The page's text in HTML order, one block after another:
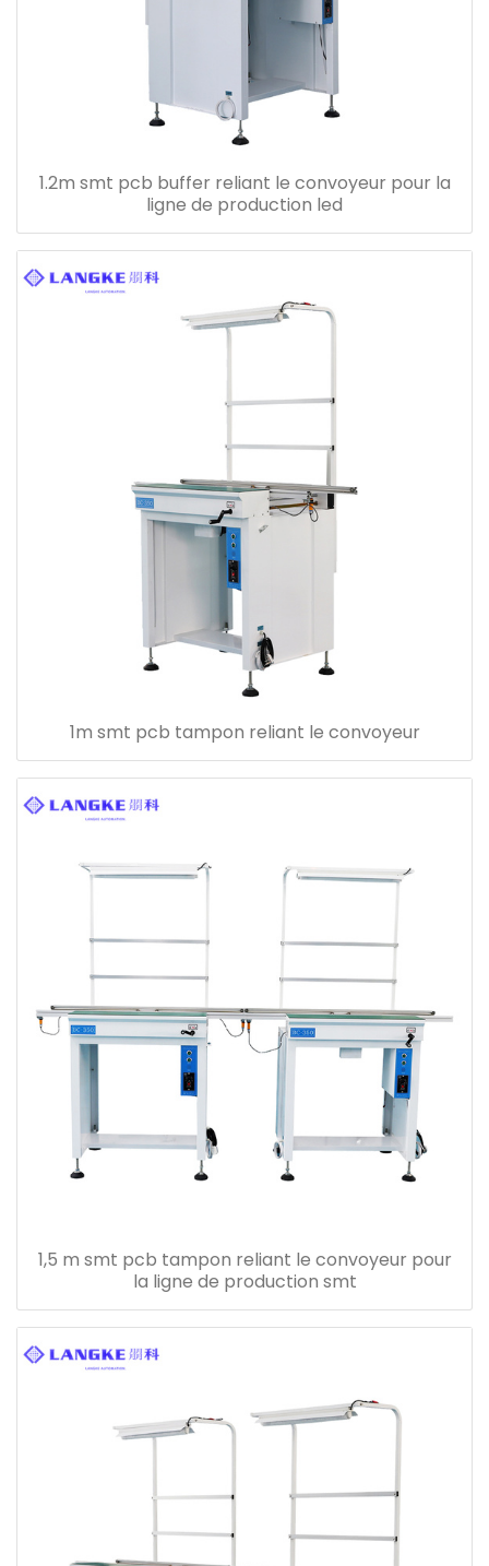
1.2m smt pcb buffer reliant le convoyeur pour la
ligne de production led
1m smt pcb tampon reliant le convoyeur
1,5 m smt pcb tampon reliant le convoyeur pour
la ligne de production smt